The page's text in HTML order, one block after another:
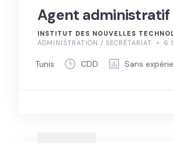
Agent administratif
INSTITUT DES NOUVELLES
ADMINISTRATION / SECRÉTARIAT
6
Tunis CDD Sans